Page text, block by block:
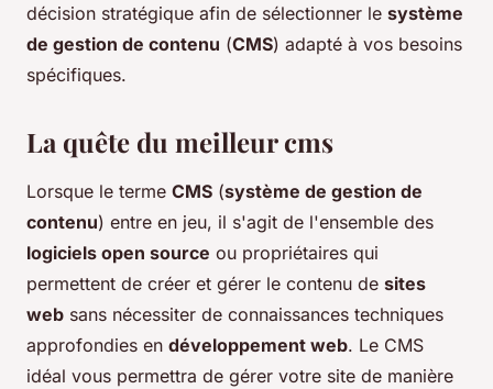
décision stratégique afin de sélectionner le système
de gestion de contenu (CMS) adapté à vos besoins
spécifiques.
La quête du meilleur cms
Lorsque le terme CMS (système de gestion de
contenu) entre en jeu, il s'agit de l'ensemble des
logiciels open source ou propriétaires qui
permettent de créer et gérer le contenu de sites
web sans nécessiter de connaissances techniques
approfondies en développement web. Le CMS
idéal vous permettra de gérer votre site de manière